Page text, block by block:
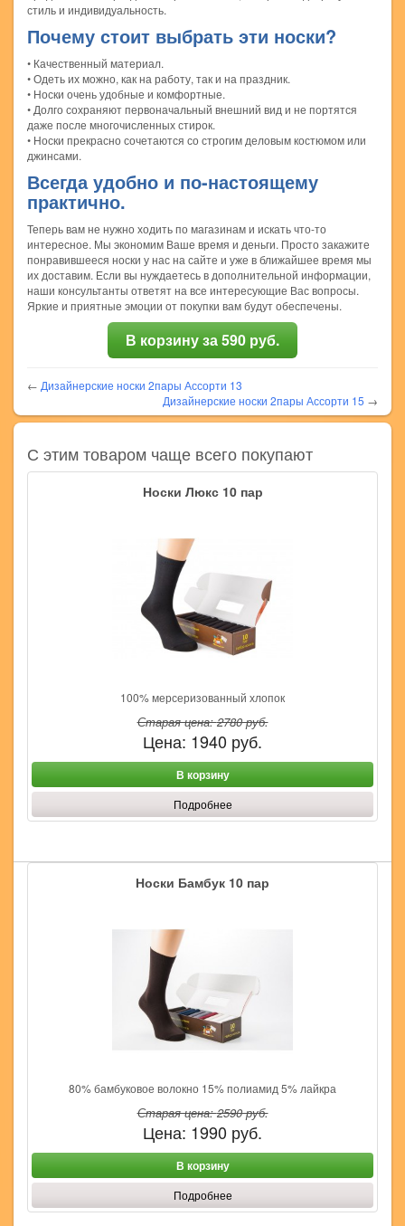
стиль и индивидуальность.
Почему стоит выбрать эти носки?
• Качественный материал.
• Одеть их можно, как на работу, так и на праздник.
• Носки очень удобные и комфортные.
• Долго сохраняют первоначальный внешний вид и не портятся
даже после многочисленных стирок.
• Носки прекрасно сочетаются со строгим деловым костюмом или
джинсами.
Всегда удобно и по-настоящему
практично.
Теперь вам не нужно ходить по магазинам и искать что-то
интересное. Мы экономим Ваше время и деньги. Просто закажите
понравившееся носки у нас на сайте и уже в ближайшее время мы
их доставим. Если вы нуждаетесь в дополнительной информации,
наши консультанты ответят на все интересующие Вас вопросы.
Яркие и приятные эмоции от покупки вам будут обеспечены.
В корзину за 590 руб.
← Дизайнерские носки 2пары Ассорти 13
Дизайнерские носки 2пары Ассорти 15 →
С этим товаром чаще всего покупают
Носки Люкс 10 пар
100% мерсеризованный хлопок
Старая цена:2780руб.
Цена: 1940 руб.
В корзину
Подробнее
Носки Бамбук 10 пар
80% бамбуковое волокно 15% полиамид 5% лайкра
Старая цена:2590руб.
Цена: 1990 руб.
В корзину
Подробнее